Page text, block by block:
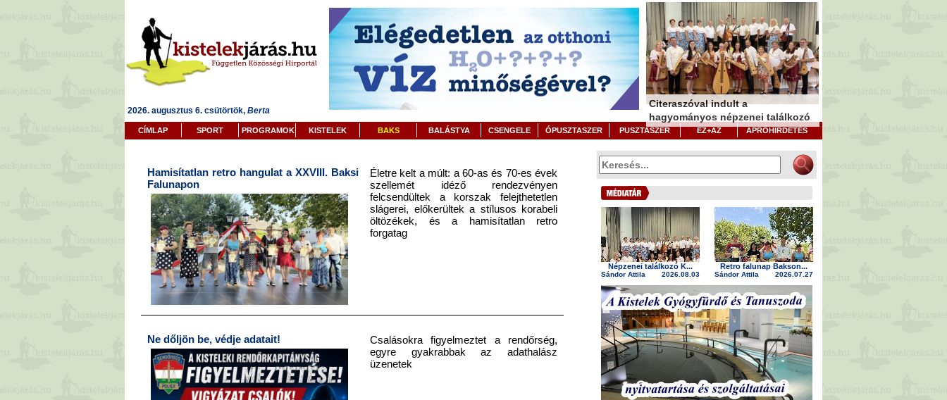
Kistelek 250 - Kisteleki Búcsú- és
Aratóünnep
Citeraszóval indult a
hagyományos népzenei találkozó
Játékosládával bővítették a
2026. augusztus 6. csütörtök, Berta
CÍMLAP SPORT PROGRAMOK KISTELEK BAKS BALÁSTYA CSENGELE ÓPUSZTASZER PUSZTASZER EZ+AZ APRÓHIRDETÉS
Népzenei találkozó K...
Sándor Attila 2026.08.03
Retro falunap Bakson...
Sándor Attila 2026.07.27
Hamisítatlan retro hangulat a XXVIII. Baksi
Falunapon
Életre kelt a múlt: a 60-as és 70-es évek
szellemét idéző rendezvényen
felcsendültek a korszak felejthetetlen
slágerei, előkerültek a stílusos korabeli
öltözékek, és a hamisítatlan retro
forgatag
Ne dőljön be, védje adatait!
Csalásokra figyelmeztet a rendőrség,
egyre gyakrabbak az adathalász
üzenetek